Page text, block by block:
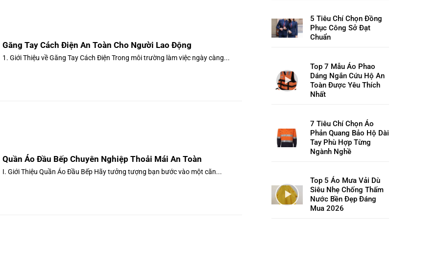
Găng Tay Cách Điện An Toàn Cho Người Lao Động
1. Giới Thiệu về Găng Tay Cách Điện Trong môi trường làm việc ngày càng...
Quần Áo Đầu Bếp Chuyên Nghiệp Thoải Mái An Toàn
I. Giới Thiệu Quần Áo Đầu Bếp Hãy tưởng tượng bạn bước vào một căn...
5 Tiêu Chí Chọn Đồng
Phục Công Sở Đạt
Chuẩn
Top 7 Mẫu Áo Phao
Dáng Ngắn Cứu Hộ An
Toàn Được Yêu Thích
Nhất
7 Tiêu Chí Chọn Áo
Phản Quang Bảo Hộ Dài
Tay Phù Hợp Từng
Ngành Nghề
Top 5 Áo Mưa Vải Dù
Siêu Nhẹ Chống Thấm
Nước Bền Đẹp Đáng
Mua 2026